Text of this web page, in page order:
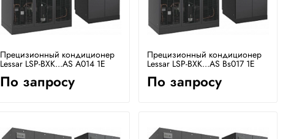
Прецизионный кондиционер
Lessar LSP-BXK...AS A014 1E
По запросу
Прецизионный кондиционер
Lessar LSP-BXK...AS Bs017 1E
По запросу